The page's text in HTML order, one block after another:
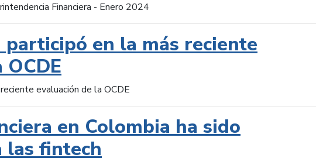
Financiera - Enero 2024
en la más reciente
evaluación de la OCDE
en Colombia ha sido
fintech